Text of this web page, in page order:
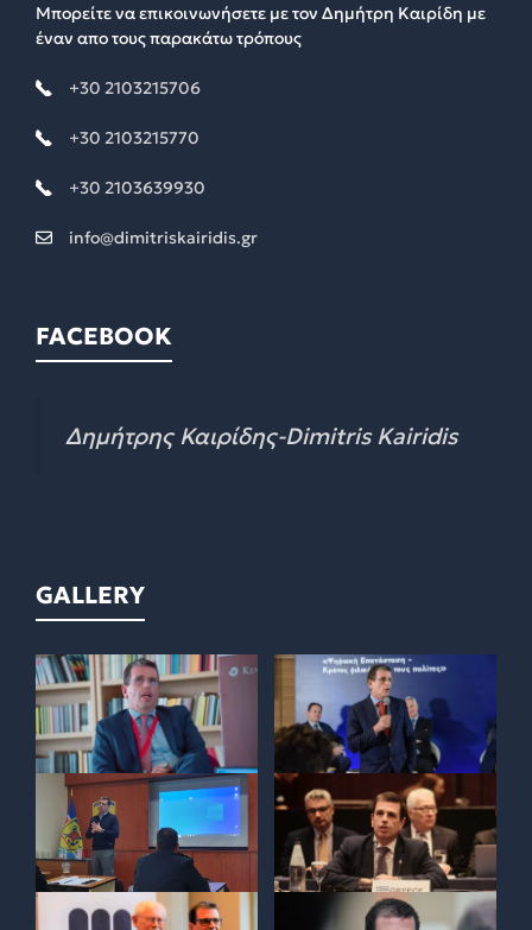
Μπορείτε να επικοινωνήσετε με τον Δημήτρη Καιρίδη με
έναν απο τους παρακάτω τρόπους
+30 2103215706
+30 2103215770
+30 2103639930
info@dimitriskairidis.gr
FACEBOOK
Δημήτρης Καιρίδης-Dimitris Kairidis
GALLERY